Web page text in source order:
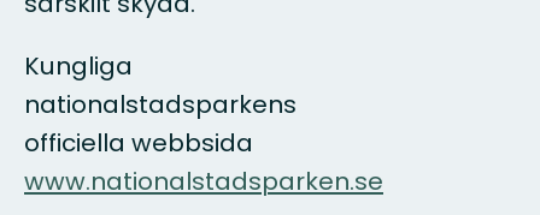
Kungliga
nationalstadsparkens
officiella webbsida
www.nationalstadsparken.se